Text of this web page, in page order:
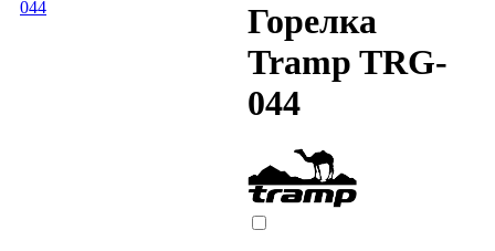
Горелка
Tramp TRG-
044